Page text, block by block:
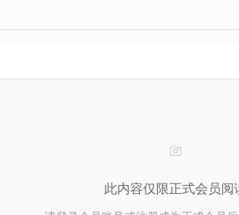

此内容仅限正式会员阅